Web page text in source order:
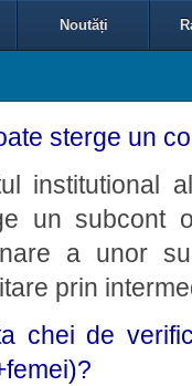
Noutăți
sterge un
institutional
un subcont
a unor
prin
chei de